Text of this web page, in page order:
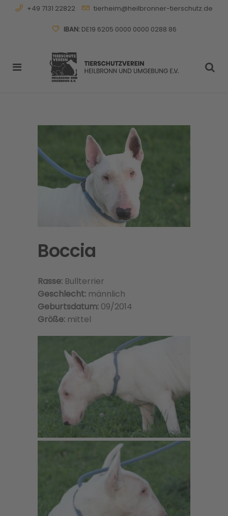
+49 7131 22822 tierheim@heilbronner-tierschutz.de
IBAN:DE19 6205 0000 0000 0288 86
Boccia
Rasse: Bullterrier
Geschlecht: männlich
Geburtsdatum: 09/2014
Größe: mittel